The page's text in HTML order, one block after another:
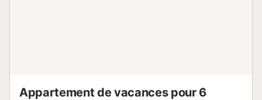
Appartement de vacances pour 6